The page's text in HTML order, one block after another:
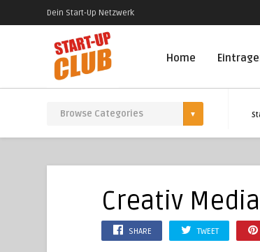
Dein Start-Up Netzwerk
Home
Creativ
SHARE TWEET